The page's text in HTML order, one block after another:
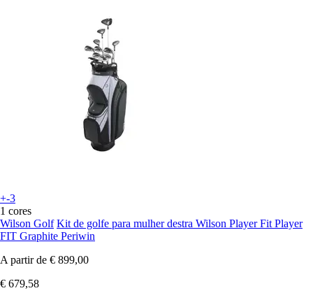
+-3
1 cores
Wilson Golf Kit de golfe para mulher destra Wilson Player Fit Player
FIT Graphite Periwin
A partir de € 899,00
€ 679,58